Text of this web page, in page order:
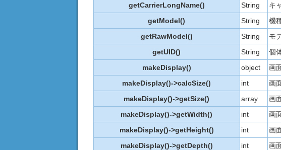
getCarrierLongName()
String
キ
getModel()
String
機
getRawModel()
String
モ
getUID()
String
個
makeDisplay()
object
画
makeDisplay()->calcSize()
int
画
makeDisplay()->getSize()
array
画
makeDisplay()->getWidth()
int
画
makeDisplay()->getHeight()
int
画
makeDisplay()->getDepth()
int
画